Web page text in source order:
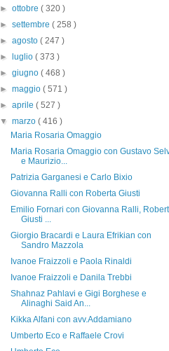
►ottobre( 320 )
►settembre( 258 )
►agosto( 247 )
►
luglio( 373 )
►giugno( 468 )
►maggio( 571 )
►aprile( 527 )
▼marzo( 416 )
Maria Rosaria Omaggio
Maria Rosaria Omaggio con Gustavo
e Maurizio...
Patrizia Garganesi e Carlo Bixio
Giovanna Ralli con Roberta Giusti
Emilio Fornari con Giovanna Ralli,
Giusti ...
Giorgio Bracardi e Laura Efrikian con
Sandro Mazzola
Ivanoe Fraizzoli e Paola Rinaldi
Ivanoe Fraizzoli e Danila Trebbi
Shahnaz Pahlavi e Gigi Borghese e
Alinaghi Said An...
Kikka Alfani con avv.Addamiano
Umberto Eco e Raffaele Crovi